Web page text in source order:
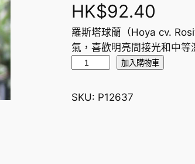
HK$92.40
羅斯塔球蘭（Hoya cv.
氣，喜歡明亮間接光和中等
塔
加入購物車
SKU: P12637